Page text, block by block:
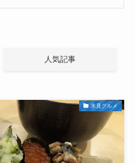
人気記事
氷見グルメ